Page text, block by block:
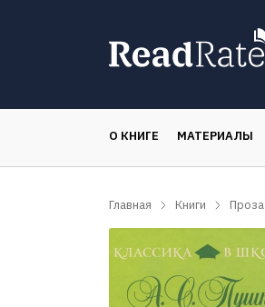
О КНИГЕ МАТЕРИАЛЫ
Главная Книги Проза